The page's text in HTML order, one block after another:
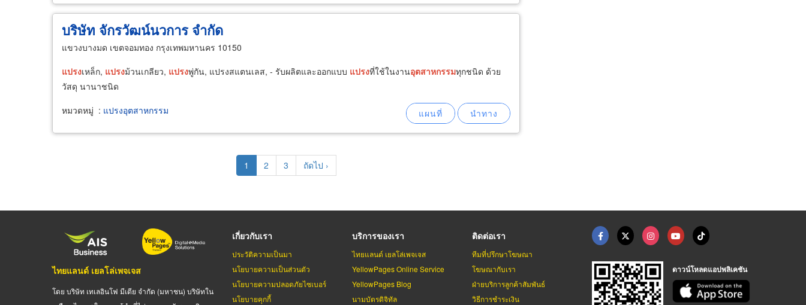
บริษัท จักรวัฒน์นวการ จำกัด
แขวงบางมด เขตจอมทอง กรุงเทพมหานคร 10150
แปรงเหล็ก, แปรงม้วนเกลียว, แปรงพู่กัน, แปรงสแตนเลส, - รับผลิตและออกแบบ แปรงที่ใช้ในงานอุตสาหกรรมทุกชนิด ด้วย
วัสดุ นานาชนิด
หมวดหมู่ : แปรงอุตสาหกรรม
Current
page
1 Page
2 Page
3
Next
page
ถัดไป ›
ไทยแลนด์ เยลโล่เพจเจส
โดย บริษัท เทเลอินโฟ มีเดีย จำกัด (มหาชน) บริษัทใน
เกี่ยวกับเรา
ประวัติความเป็นมา
นโยบายความเป็นส่วนตัว
นโยบายความปลอดภัยไซเบอร์
นโยบายคุกกี้
บริการของเรา
ไทยแลนด์ เยลโล่เพจเจส
YellowPages Online Service
YellowPages Blog
นามบัตรดิจิทัล
ติดต่อเรา
ทีมที่ปรึกษาโฆษณา
โฆษณากับเรา
ฝ่ายบริการลูกค้าสัมพันธ์
วิธีการชำระเงิน
ดาวน์โหลดแอปพลิเคชัน